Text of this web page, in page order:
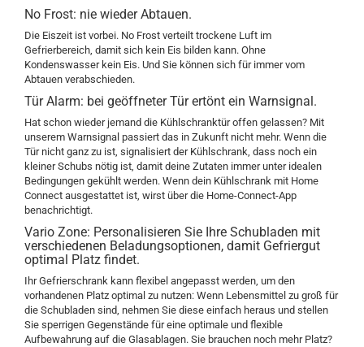
No Frost: nie wieder Abtauen.
Die Eiszeit ist vorbei. No Frost verteilt trockene Luft im
Gefrierbereich, damit sich kein Eis bilden kann. Ohne
Kondenswasser kein Eis. Und Sie können sich für immer vom
Abtauen verabschieden.
Tür Alarm: bei geöffneter Tür ertönt ein Warnsignal.
Hat schon wieder jemand die Kühlschranktür offen gelassen? Mit
unserem Warnsignal passiert das in Zukunft nicht mehr. Wenn die
Tür nicht ganz zu ist, signalisiert der Kühlschrank, dass noch ein
kleiner Schubs nötig ist, damit deine Zutaten immer unter idealen
Bedingungen gekühlt werden. Wenn dein Kühlschrank mit Home
Connect ausgestattet ist, wirst über die Home-Connect-App
benachrichtigt.
Vario Zone: Personalisieren Sie Ihre Schubladen mit
verschiedenen Beladungsoptionen, damit Gefriergut
optimal Platz findet.
Ihr Gefrierschrank kann flexibel angepasst werden, um den
vorhandenen Platz optimal zu nutzen: Wenn Lebensmittel zu groß für
die Schubladen sind, nehmen Sie diese einfach heraus und stellen
Sie sperrigen Gegenstände für eine optimale und flexible
Aufbewahrung auf die Glasablagen. Sie brauchen noch mehr Platz?